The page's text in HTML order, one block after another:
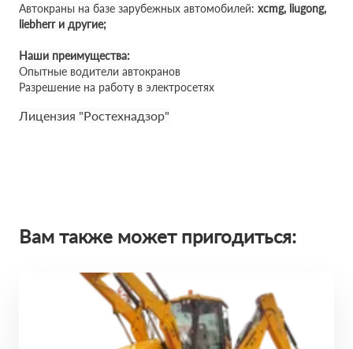
Автокраны на базе зарубежных автомобилей: xcmg, liugong,
liebherr и другие;
Наши преимущества:
Опытные водители автокранов
Разрешение на работу в электросетях
Лицензия "Ростехнадзор"
Вам также может пригодиться: